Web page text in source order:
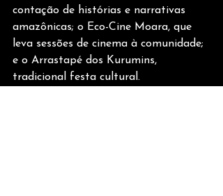
contação de histórias e narrativas
amazônicas; o Eco-Cine Moara, que
leva sessões de cinema à comunidade;
e o Arrastapé dos Kurumins,
tradicional festa cultural.